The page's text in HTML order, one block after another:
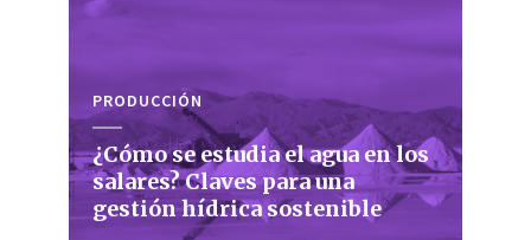
PRODUCCIÓN
¿Cómo se estudia el agua en los
salares? Claves para una
gestión hídrica sostenible